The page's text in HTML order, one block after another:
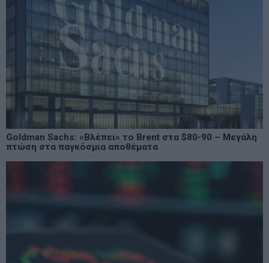
Goldman Sachs: «Βλέπει» το Brent στα $80-90 – Μεγάλη
πτώση στα παγκόσμια αποθέματα